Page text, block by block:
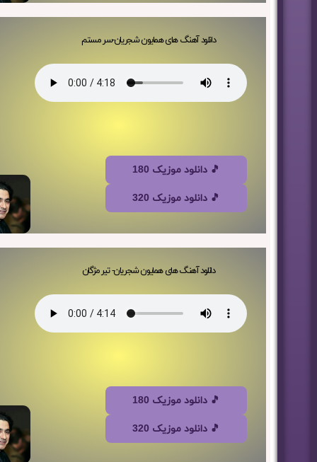
دانلود آهنگ های همایون شجریان-سر مستم
🎵 دانلود موزیک 180
🎵 دانلود موزیک 320
دانلود آهنگ های همایون شجریان- تیر مژگان
🎵 دانلود موزیک 180
🎵 دانلود موزیک 320